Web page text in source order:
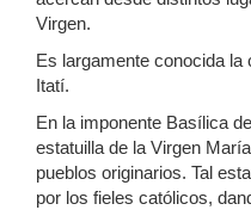
Virgen.
Es largamente conocida
Itatí.
En la imponente Basílica
estatuilla de la Virgen
pueblos originarios. Tal
por los fieles católicos,